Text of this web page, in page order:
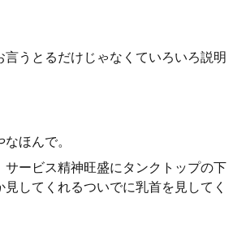
言うとるだけじゃなくていろいろ説明
ほんで。
サービス精神旺盛にタンクトップの下
してくれるついでに乳首を見してく